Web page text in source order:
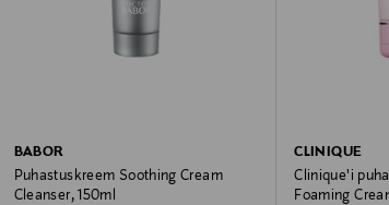
BABOR
Puhastuskreem Soothing Cream
Cleanser, 150ml
CLINIQUE
Clinique'i
Foaming